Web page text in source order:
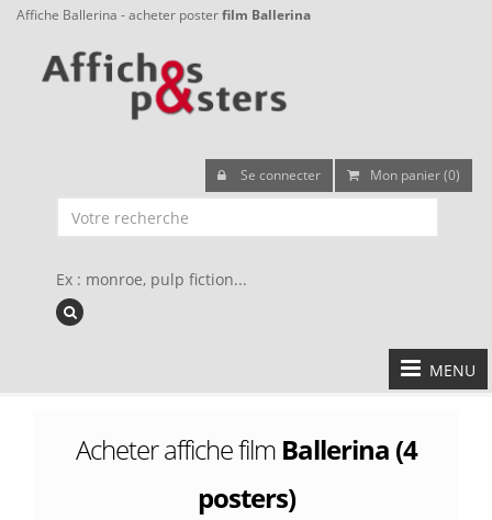
Affiche Ballerina - acheter posterfilm Ballerina
Se connecter Mon panier (0)
Ex : monroe, pulp fiction...
MENU
Acheter affiche film Ballerina (4
posters)